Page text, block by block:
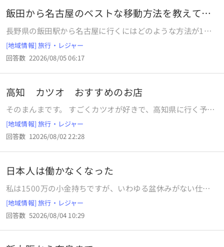
みたいなものですが、迷いを経って2000円を送りました。
皆さんは熊本に支援はしたでしょうか？
飯田から名古屋のベストな移動方法を教えてく
ださい
長野県の飯田駅から名古屋に行くにはどのような方法が1番
いいでしょうか？ 家族で飯田の方に行く予定ですが、私と子
どもたちはそのまま実家に帰り、主人だけ名古屋方面に戻る
予定です。 私たちは松本方面に行くので、松本からしなのが
いいのか、飯田からバスがいいのか、他に方法があれば教え
[地域情報] 旅行・レジャー
回答数 22026/08/05 06:17
高知 カツオ おすすめのお店
そのまんまです。 すごくカツオが好きで、高知県に行く予定
です。 高知市内と足摺岬方面でおすすめのお店ありません
か？ 予算5000円以内のお店を何店舗かいただけるとありが
たいです。 5，6切れでは満足できないくらい好きです。 カツ
オだけで腹を満たしたいくらい好きです。
[地域情報] 旅行・レジャー
回答数 12026/08/02 22:28
日本人は働かなくなった
私は1500万の小金持ちですが、いわゆる盆休みがない仕事
をしています。 しかし逆に巷では、1500万持っていない人
が盆休みを取っています。 なぜ私より資産がない人々が夏季
連休でレジャーを楽しむのでしょうか？ お金を貯めたけれ
ば、連休中でもスキマバイトをすれば良いではないですか？
[地域情報] 旅行・レジャー
回答数 52026/08/04 10:29